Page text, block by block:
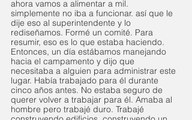
ahora vamos a alimentar a mil.
simplemente no iba a funcionar. así que le
dije eso al superintendente y lo
rediseñamos. Formé un comité. Para
resumir, eso es lo que estaba haciendo.
Entonces, un día estábamos manejando
hacia el campamento y dijo que
necesitaba a alguien para administrar este
lugar. Había trabajado para él durante
cinco años antes. No estaba seguro de
querer volver a trabajar para él. Amaba al
hombre pero trabajé duro. Trabajé